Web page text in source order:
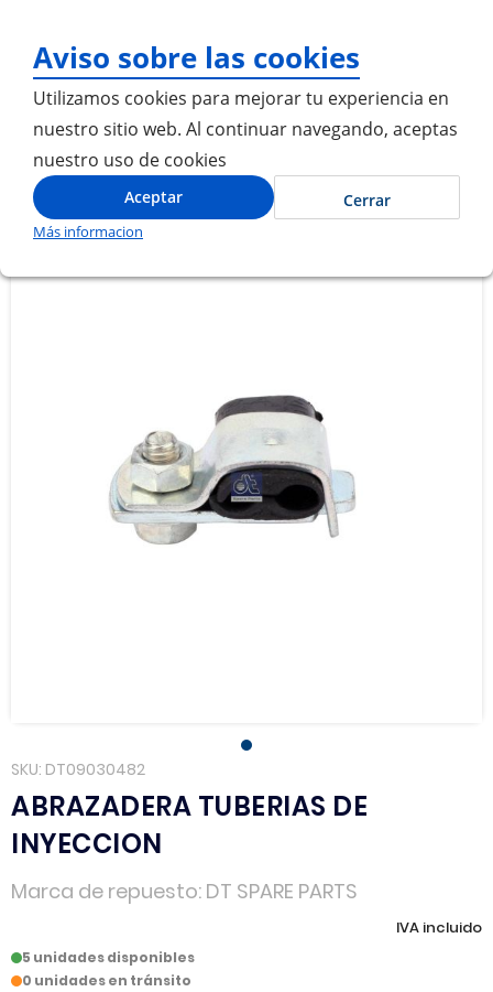
Aviso sobre las cookies
Utilizamos cookies para mejorar tu experiencia en
nuestro sitio web. Al continuar navegando, aceptas
nuestro uso de cookies
Aceptar Cerrar
Más informacion
Inicio ABRAZADERA TUBERIAS DE INYECCION
SKU DT09030482
ABRAZADERA TUBERIAS DE
INYECCION
Marca de repuesto DT SPARE PARTS
IVA incluido
5 unidades disponibles
0 unidades en tránsito